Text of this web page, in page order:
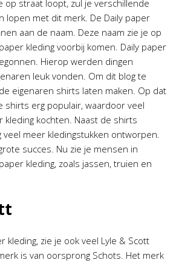
op straat loopt, zul je verschillende
lopen met dit merk. De Daily paper
aan de naam. Deze naam zie je op
kleding voorbij komen. Daily paper
Hierop werden dingen
leuk vonden. Om dit blog te
eigenaren shirts laten maken. Op dat
shirts erg populair, waardoor veel
kleding kochten. Naast de shirts
meer kledingstukken ontworpen.
succes. Nu zie je mensen in
kleding, zoals jassen, truien en
kleding, zie je ook veel Lyle & Scott
is van oorsprong Schots. Het merk